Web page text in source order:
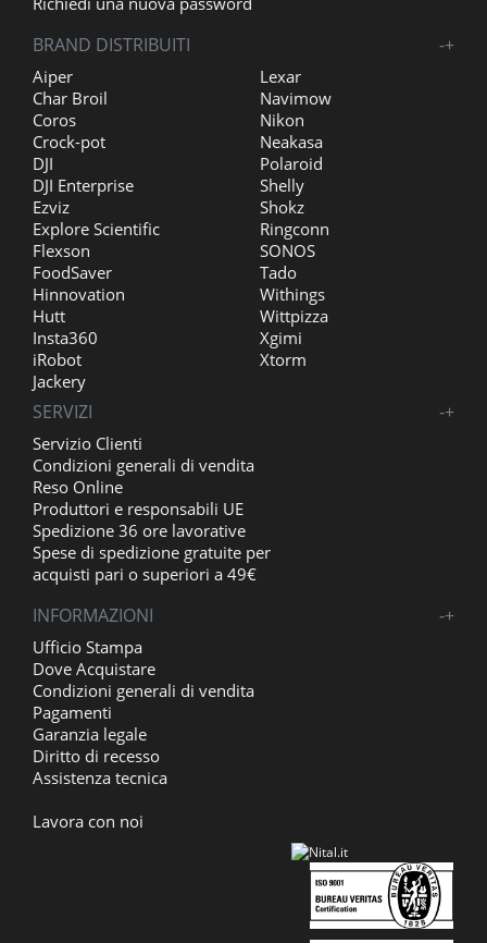
BRAND DISTRIBUITI +
-
Aiper
Char Broil
Coros
Crock-pot
DJI
DJI Enterprise
Ezviz
Explore Scientific
Flexson
FoodSaver
Hinnovation
Hutt
Insta360
iRobot
Jackery
Lexar
Navimow
Nikon
Neakasa
Polaroid
Shelly
Shokz
Ringconn
SONOS
Tado
Withings
Wittpizza
Xgimi
Xtorm
SERVIZI +
-
Servizio Clienti
Condizioni generali di vendita
Reso Online
Produttori e responsabili UE
Spedizione 36 ore lavorative
Spese di spedizione gratuite per
acquisti pari o superiori a 49€
INFORMAZIONI +
-
Ufficio Stampa
Dove Acquistare
Condizioni generali di vendita
Pagamenti
Garanzia legale
Diritto di recesso
Assistenza tecnica
Lavora con noi